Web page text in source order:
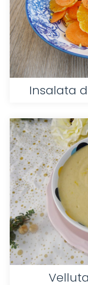
Insalata